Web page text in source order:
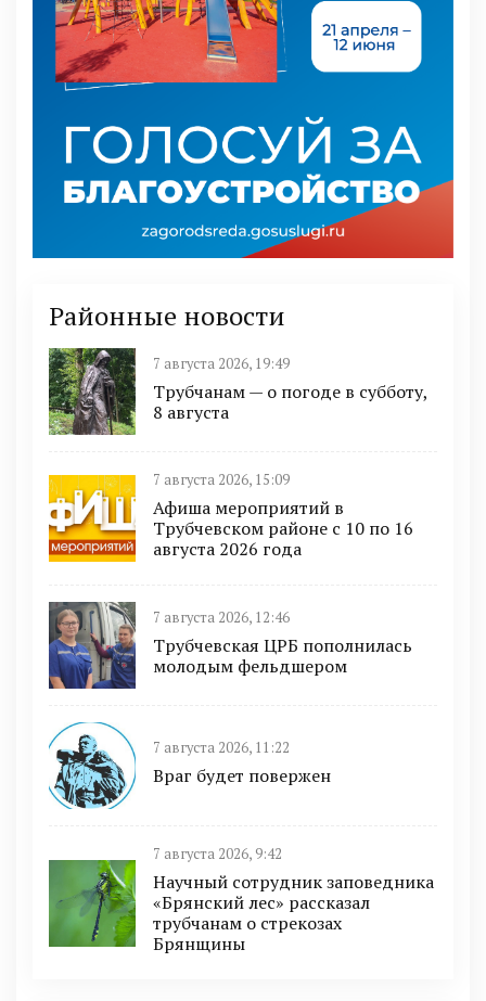
Районные новости
7 августа 2026, 19:49
Трубчанам — о погоде в субботу,
8 августа
7 августа 2026, 15:09
Афиша мероприятий в
Трубчевском районе с 10 по 16
августа 2026 года
7 августа 2026, 12:46
Трубчевская ЦРБ пополнилась
молодым фельдшером
7 августа 2026, 11:22
Враг будет повержен
7 августа 2026, 9:42
Научный сотрудник заповедника
«Брянский лес» рассказал
трубчанам о стрекозах
Брянщины